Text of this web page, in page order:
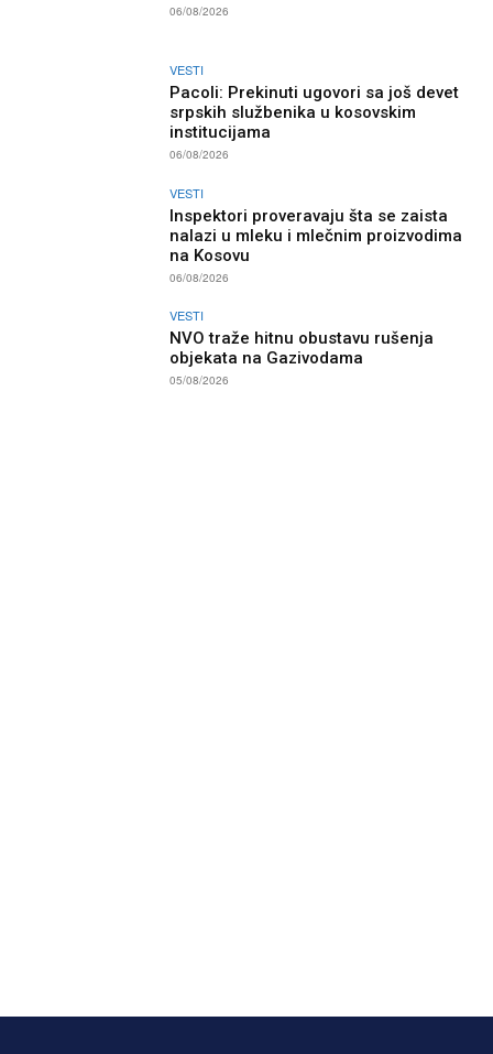
06/08/2026
VESTI
Pacoli: Prekinuti ugovori sa još devet
srpskih službenika u kosovskim
institucijama
06/08/2026
VESTI
Inspektori proveravaju šta se zaista
nalazi u mleku i mlečnim proizvodima
na Kosovu
06/08/2026
VESTI
NVO traže hitnu obustavu rušenja
objekata na Gazivodama
05/08/2026